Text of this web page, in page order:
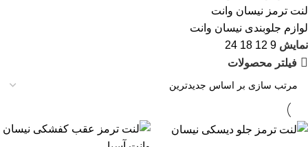
لنت ترمز نیسان وانت
لوازم جلوبندی نیسان وانت
نمایش 9
12
18
24
فیلتر محصولات